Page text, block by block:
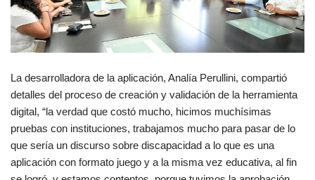
La desarrolladora de la aplicación, Analía Perullini, compartió
detalles del proceso de creación y validación de la herramienta
digital, “la verdad que costó mucho, hicimos muchísimas
pruebas con instituciones, trabajamos mucho para pasar de lo
que sería un discurso sobre discapacidad a lo que es una
aplicación con formato juego y a la misma vez educativa, al fin